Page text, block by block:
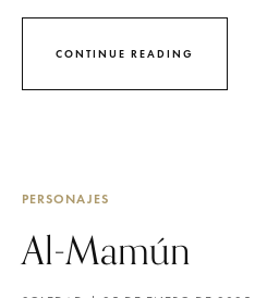
CONTINUE READING
PERSONAJES
Al-Mamún